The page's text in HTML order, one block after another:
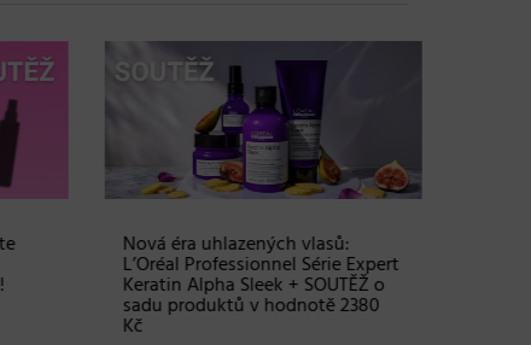
Nová éra uhlazených vlasů:
L’Oréal Professionnel Série Expert
Keratin Alpha Sleek + SOUTĚŽ o
sadu produktů v hodnotě 2380
Kč